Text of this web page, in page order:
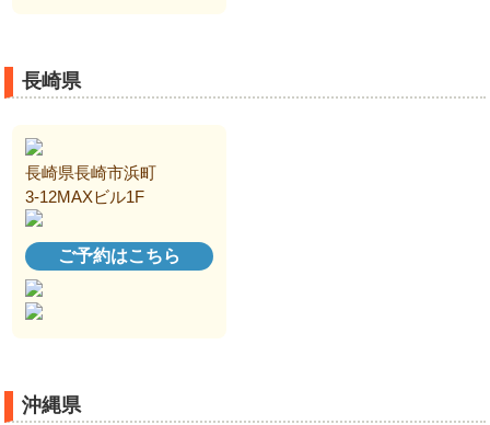
長崎県
長崎県長崎市浜町
3-12MAXビル1F
ご予約はこちら
沖縄県